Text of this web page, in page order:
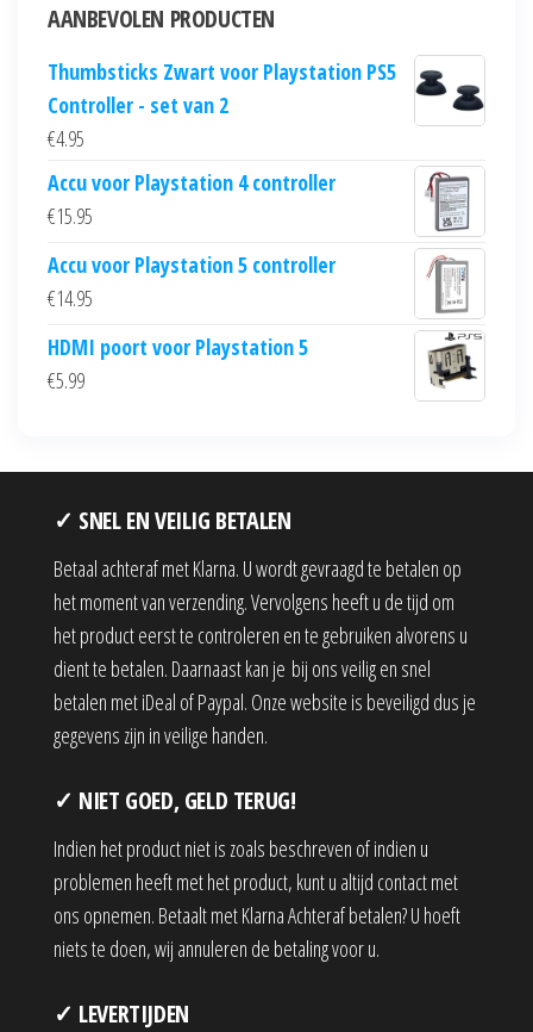
AANBEVOLEN PRODUCTEN
Thumbsticks Zwart voor Playstation PS5
Controller - set van 2
€4.95
Accu voor Playstation 4 controller
€15.95
Accu voor Playstation 5 controller
€14.95
HDMI poort voor Playstation 5
€5.99
✓ SNEL EN VEILIG BETALEN
Betaal achteraf met Klarna. U wordt gevraagd te betalen op
het moment van verzending. Vervolgens heeft u de tijd om
het product eerst te controleren en te gebruiken alvorens u
dient te betalen. Daarnaast kan je bij ons veilig en snel
betalen met iDeal of Paypal. Onze website is beveiligd dus je
gegevens zijn in veilige handen.
✓ NIET GOED, GELD TERUG!
Indien het product niet is zoals beschreven of indien u
problemen heeft met het product, kunt u altijd contact met
ons opnemen. Betaalt met Klarna Achteraf betalen? U hoeft
niets te doen, wij annuleren de betaling voor u.
✓ LEVERTIJDEN